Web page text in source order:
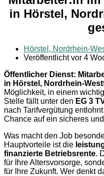
in Hörstel,
Hörstel, Nordrhein-
Veröffentlicht vor 4
Öffentlicher Dienst:
in Hörstel, Nordrhein-
Möglichkeit, in einem
Stelle fällt unter den EG 3
nach Tarifvergütung
Chance auf ein sicheres
Was macht den Job
Hauptvorteile ist die
finanzierte Betriebsrente.
für Ihre Altersvorsorge,
für Ihre Zukunft. Wer denkt